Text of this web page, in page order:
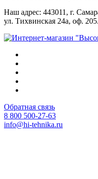
Наш адрес: 443011, г.
ул. Тихвинская 24а, оф. 205.
Обратная связь
8 800 500-27-63
info@hi-tehnika.ru